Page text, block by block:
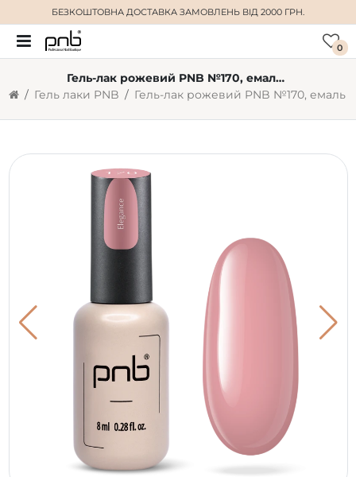
БЕЗКОШТОВНА ДОСТАВКА ЗАМОВЛЕНЬ ВІД 2000 ГРН.
0
Гель-лак рожевий PNB №170, емаль (8 мл)
Гель лаки PNB